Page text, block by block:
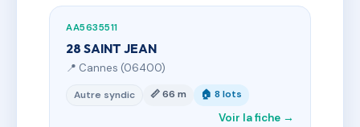
AA5635511
28 SAINT JEAN
📍 Cannes (06400)
Autre syndic 📏 66 m 🏠 8 lots
Voir la fiche →